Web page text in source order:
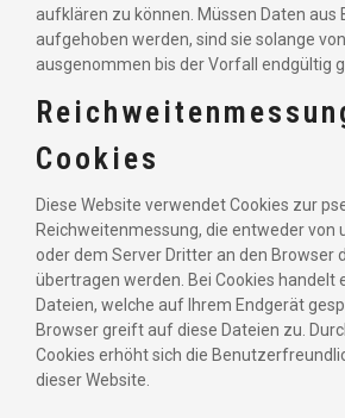
aufklären zu können. Müssen Daten aus
aufgehoben werden, sind sie solange
ausgenommen bis der Vorfall endgültig
Cookies
Diese Website verwendet Cookies zur
Reichweitenmessung, die entweder von
oder dem Server Dritter an den Browser
übertragen werden. Bei Cookies handelt
Dateien, welche auf Ihrem Endgerät
Browser greift auf diese Dateien zu.
Cookies erhöht sich die
dieser Website.